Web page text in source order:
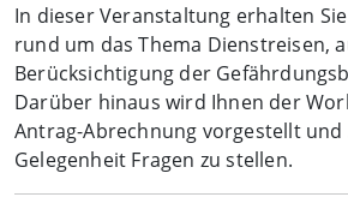
In dieser Veranstaltung erhalten
rund um das Thema Dienstreisen,
Berücksichtigung der
Darüber hinaus wird Ihnen der
Antrag-Abrechnung vorgestellt und
Gelegenheit Fragen zu stellen.